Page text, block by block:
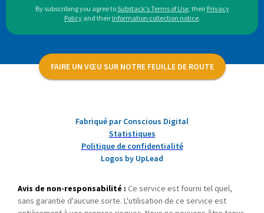
By subscribing you agree toSubstack's Terms of Use, their Privacy
Policy and their Information collection notice.
FAIRE UN VŒU SUR NOTRE FEUILLE DE ROUTE
Fabriqué par Conscious Digital
Statistiques
Politique de confidentialité
Logos by UpLead
Avis de non-responsabilité : Ce service est fourni tel quel,
sans garantie d'aucune sorte. L'utilisation de ce service est